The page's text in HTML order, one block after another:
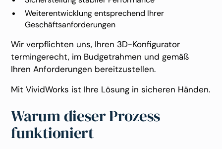
Weiterentwicklung entsprechend Ihrer
Geschäftsanforderungen
Wir verpflichten uns, Ihren 3D-Konfigurator
termingerecht, im Budgetrahmen und gemäß
Ihren Anforderungen bereitzustellen.
Mit VividWorks ist Ihre Lösung in sicheren Händen.
Warum dieser Prozess
funktioniert